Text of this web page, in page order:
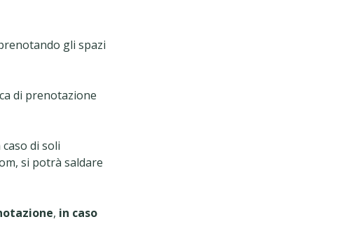
gli spazi
di prenotazione
caso di soli
si potrà saldare
, in caso